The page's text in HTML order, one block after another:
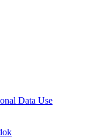
Data Use